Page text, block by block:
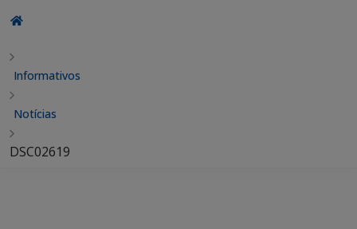
Informativos
Notícias
DSC02619